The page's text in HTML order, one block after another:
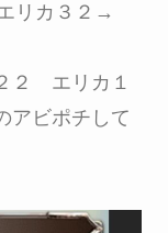
リカ３２→
２ エリカ１
ビポチして